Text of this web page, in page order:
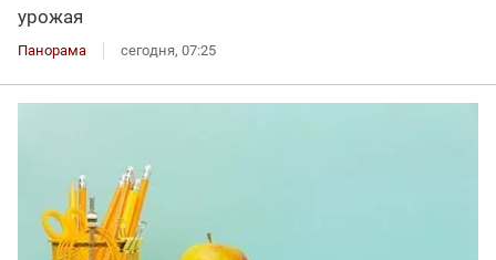
урожая
Панорама сегодня, 07:25